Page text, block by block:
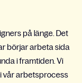
på länge. Det
börjar arbeta sida
i framtiden. Vi
vår arbetsprocess